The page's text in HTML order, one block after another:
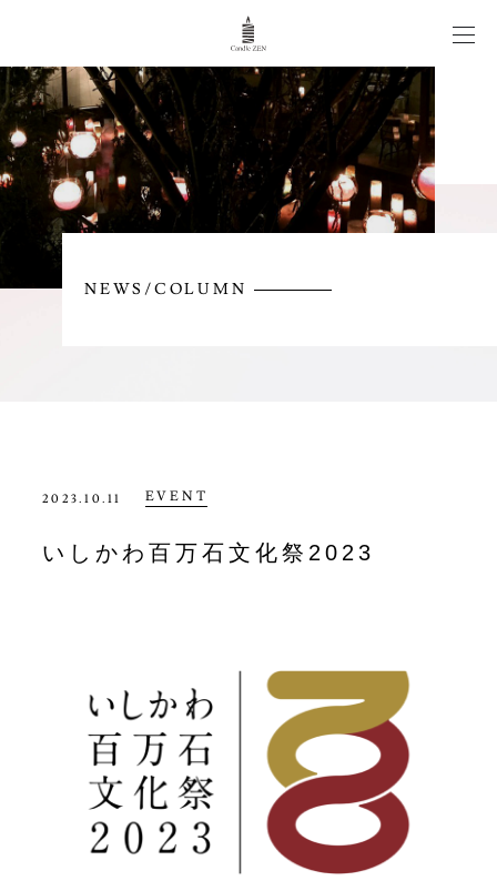
CANDLE WEDDING
WORKS
ITEM
NEWS/COLUMN
2023.10.11 EVENT
いしかわ百万石文化祭2023